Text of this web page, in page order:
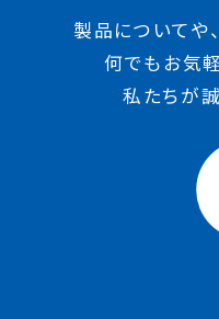
製品についてや
何でもお気
私たちが